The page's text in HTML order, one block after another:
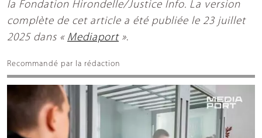
la Fondation Hirondelle/Justice Info. La version
complète de cet article a été publiée le 23 juillet
2025 dans « Mediaport».
Recommandé par la rédaction